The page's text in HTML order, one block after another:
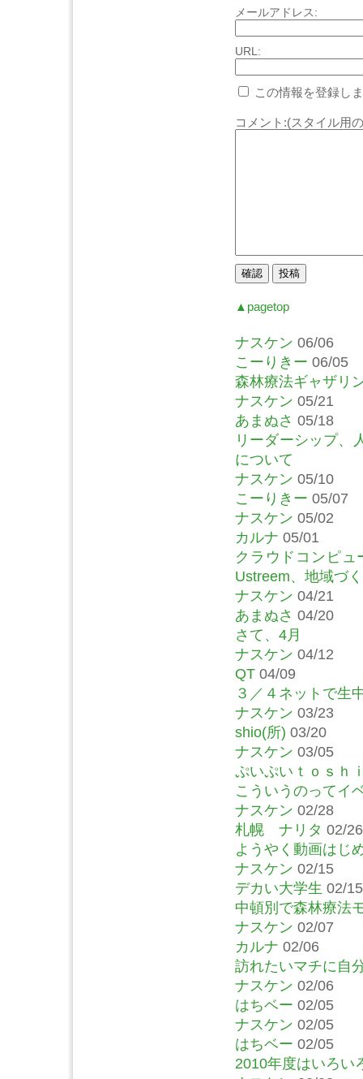
メールアドレス:
URL:
この情報を登録し
コメント:(スタイル用
▲pagetop
ナスケン 06/06
こーりきー 06/05
森林療法ギャザリ
ナスケン 05/21
あまぬさ 05/18
リーダーシップ、
について
ナスケン 05/10
こーりきー 05/07
ナスケン 05/02
カルナ 05/01
クラウドコンピュ
Ustreem、地域づ
ナスケン 04/21
あまぬさ 04/20
さて、4月
ナスケン 04/12
QT 04/09
３／４ネットで生
ナスケン 03/23
shio(所) 03/20
ナスケン 03/05
ぷいぷいｔｏｓｈ
こういうのってイ
ナスケン 02/28
札幌 ナリタ 02/26
ようやく動画はじ
ナスケン 02/15
デカい大学生 02/15
中頓別で森林療法
ナスケン 02/07
カルナ 02/06
訪れたいマチに自
ナスケン 02/06
はちベー 02/05
ナスケン 02/05
はちベー 02/05
2010年度はいろい